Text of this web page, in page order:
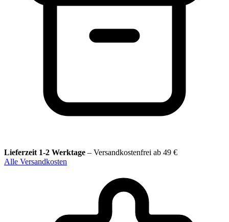
Lieferzeit 1-2 Werktage – Versandkostenfrei ab 49 €
Alle Versandkosten